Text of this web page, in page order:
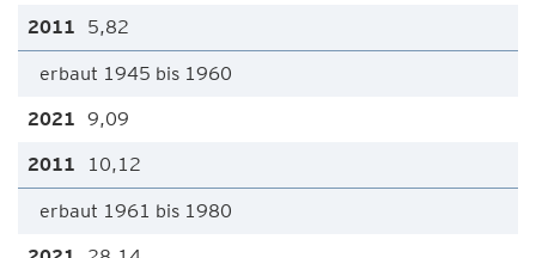
5,82
erbaut 1945 bis 1960
9,09
10,12
erbaut 1961 bis 1980